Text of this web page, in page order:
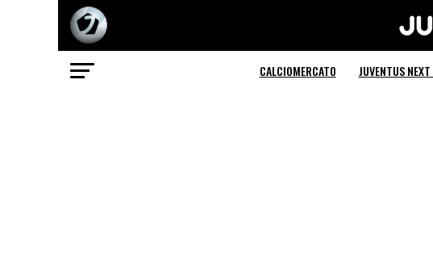
CALCIOMERCATO JUVENTUS NEXT